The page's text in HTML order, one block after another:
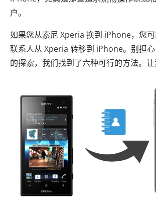
户。
如果您从索尼 Xperia 换到 iPhone，您
联系人从 Xperia 转移到 iPhone。别担
的探索，我们找到了六种可行的方法。让